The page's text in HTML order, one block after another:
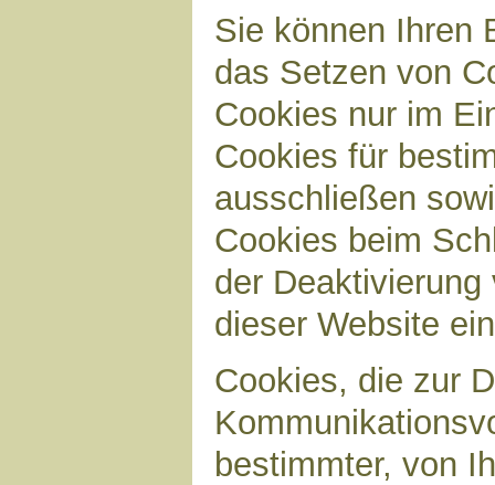
Sie können Ihren
das Setzen von
Cookies nur im
Cookies für
ausschließen
Cookies beim
der
dieser Website
Cookies, die zur
bestimmter, von